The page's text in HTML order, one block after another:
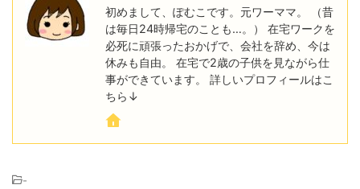
初めまして、ぽむこです。元ワーママ。 （昔
は毎日24時帰宅のことも…。） 在宅ワークを
必死に頑張ったおかげで、会社を辞め、今は
休みも自由。 在宅で2歳の子供を見ながら仕
事ができています。 詳しいプロフィールはこ
ちら↓
-